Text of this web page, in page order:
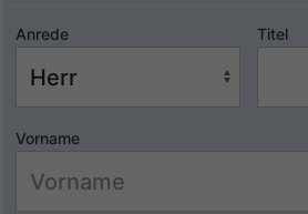
Anrede Titel
Vorname